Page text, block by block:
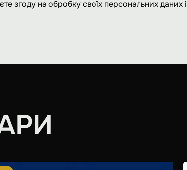
згоду на обробку своїх персональних даних